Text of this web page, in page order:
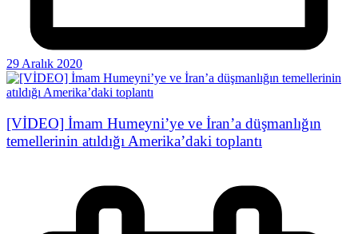
29 Aralık 2020
[VİDEO] İmam Humeyni’ye ve İran’a düşmanlığın
temellerinin atıldığı Amerika’daki toplantı